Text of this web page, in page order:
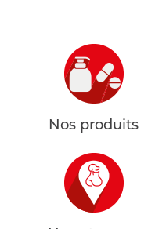
MON CARNET DE
Nos produits